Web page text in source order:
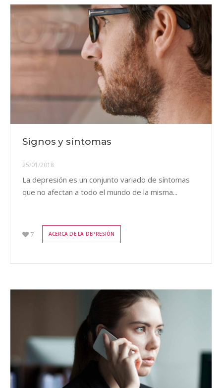
Signos y síntomas
25/01/2018
La depresión es un conjunto variado de síntomas
que no afectan a todo el mundo de la misma...
7 ACERCA DE LA DEPRESIÓN